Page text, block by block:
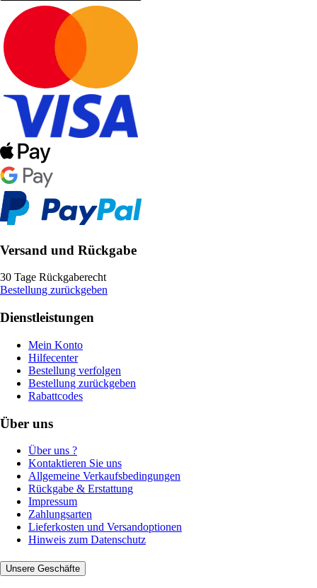
Versand und Rückgabe
30 Tage Rückgaberecht
Bestellung zurückgeben
Dienstleistungen
Mein Konto
Hilfecenter
Bestellung verfolgen
Bestellung zurückgeben
Rabattcodes
Über uns
Über uns ?
Kontaktieren Sie uns
Allgemeine Verkaufsbedingungen
Rückgabe & Erstattung
Impressum
Zahlungsarten
Lieferkosten und Versandoptionen
Hinweis zum Datenschutz
Unsere Geschäfte